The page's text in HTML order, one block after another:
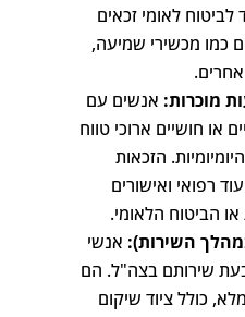
לאומי זכאים
כמו מכשירי שמיעה,
מוכרות: אנשים עם
או חושיים ארוכי טווח
הזכאות
רפואי ואישורים
הביטוח הלאומי.
השירות): אנשי
שירותם בצה"ל. הם
כולל ציוד שיקום